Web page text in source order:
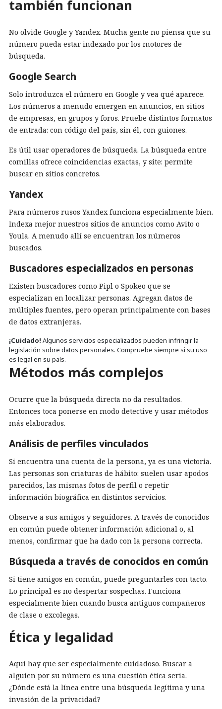
también funcionan
No olvide Google y Yandex. Mucha gente no piensa que su
número pueda estar indexado por los motores de
búsqueda.
Google Search
Solo introduzca el número en Google y vea qué aparece.
Los números a menudo emergen en anuncios, en sitios
de empresas, en grupos y foros. Pruebe distintos formatos
de entrada: con código del país, sin él, con guiones.
Es útil usar operadores de búsqueda. La búsqueda entre
comillas ofrece coincidencias exactas, y site: permite
buscar en sitios concretos.
Yandex
Para números rusos Yandex funciona especialmente bien.
Indexa mejor nuestros sitios de anuncios como Avito o
Youla. A menudo allí se encuentran los números
buscados.
Buscadores especializados en personas
Existen buscadores como Pipl o Spokeo que se
especializan en localizar personas. Agregan datos de
múltiples fuentes, pero operan principalmente con bases
de datos extranjeras.
¡Cuidado! Algunos servicios especializados pueden infringir la
legislación sobre datos personales. Compruebe siempre si su uso
es legal en su país.
Métodos más complejos
Ocurre que la búsqueda directa no da resultados.
Entonces toca ponerse en modo detective y usar métodos
más elaborados.
Análisis de perfiles vinculados
Si encuentra una cuenta de la persona, ya es una victoria.
Las personas son criaturas de hábito: suelen usar apodos
parecidos, las mismas fotos de perfil o repetir
información biográfica en distintos servicios.
Observe a sus amigos y seguidores. A través de conocidos
en común puede obtener información adicional o, al
menos, confirmar que ha dado con la persona correcta.
Búsqueda a través de conocidos en común
Si tiene amigos en común, puede preguntarles con tacto.
Lo principal es no despertar sospechas. Funciona
especialmente bien cuando busca antiguos compañeros
de clase o excolegas.
Ética y legalidad
Aquí hay que ser especialmente cuidadoso. Buscar a
alguien por su número es una cuestión ética seria.
¿Dónde está la línea entre una búsqueda legítima y una
invasión de la privacidad?